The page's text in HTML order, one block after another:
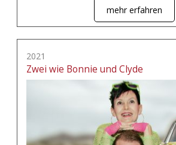
mehr erfahren
2021
Zwei wie Bonnie und Clyde